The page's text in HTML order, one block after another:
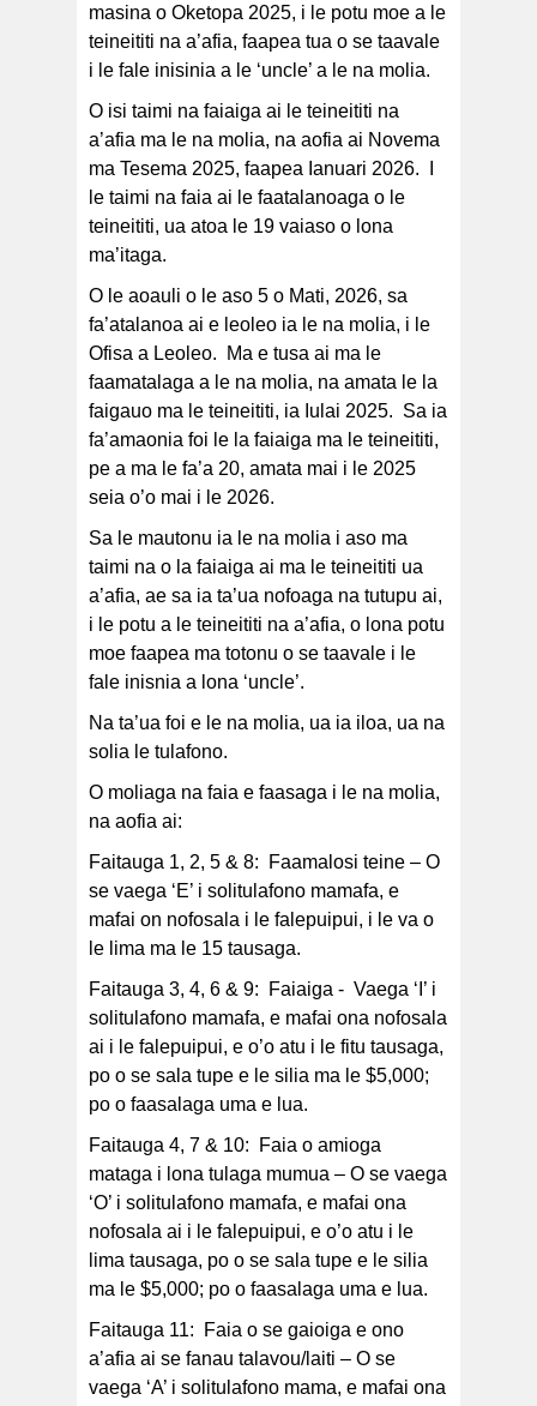
masina o Oketopa 2025, i le potu moe a le
teineititi na a’afia, faapea tua o se taavale
i le fale inisinia a le ‘uncle’ a le na molia.
O isi taimi na faiaiga ai le teineititi na
a’afia ma le na molia, na aofia ai Novema
ma Tesema 2025, faapea Ianuari 2026. I
le taimi na faia ai le faatalanoaga o le
teineititi, ua atoa le 19 vaiaso o lona
ma’itaga.
O le aoauli o le aso 5 o Mati, 2026, sa
fa’atalanoa ai e leoleo ia le na molia, i le
Ofisa a Leoleo. Ma e tusa ai ma le
faamatalaga a le na molia, na amata le la
faigauo ma le teineititi, ia Iulai 2025. Sa ia
fa’amaonia foi le la faiaiga ma le teineititi,
pe a ma le fa’a 20, amata mai i le 2025
seia o’o mai i le 2026.
Sa le mautonu ia le na molia i aso ma
taimi na o la faiaiga ai ma le teineititi ua
a’afia, ae sa ia ta’ua nofoaga na tutupu ai,
i le potu a le teineititi na a’afia, o lona potu
moe faapea ma totonu o se taavale i le
fale inisnia a lona ‘uncle’.
Na ta’ua foi e le na molia, ua ia iloa, ua na
solia le tulafono.
O moliaga na faia e faasaga i le na molia,
na aofia ai:
Faitauga 1, 2, 5 & 8: Faamalosi teine – O
se vaega ‘E’ i solitulafono mamafa, e
mafai on nofosala i le falepuipui, i le va o
le lima ma le 15 tausaga.
Faitauga 3, 4, 6 & 9: Faiaiga - Vaega ‘I’ i
solitulafono mamafa, e mafai ona nofosala
ai i le falepuipui, e o’o atu i le fitu tausaga,
po o se sala tupe e le silia ma le $5,000;
po o faasalaga uma e lua.
Faitauga 4, 7 & 10: Faia o amioga
mataga i lona tulaga mumua – O se vaega
‘O’ i solitulafono mamafa, e mafai ona
nofosala ai i le falepuipui, e o’o atu i le
lima tausaga, po o se sala tupe e le silia
ma le $5,000; po o faasalaga uma e lua.
Faitauga 11: Faia o se gaioiga e ono
a’afia ai se fanau talavou/laiti – O se
vaega ‘A’ i solitulafono mama, e mafai ona